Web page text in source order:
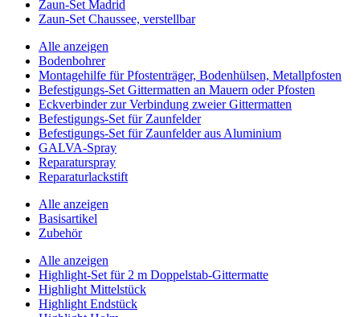
Zaun-Set Madrid
Zaun-Set Chaussee, verstellbar
Alle anzeigen
Bodenbohrer
Montagehilfe für Pfostenträger, Bodenhülsen, Metallpfosten
Befestigungs-Set Gittermatten an Mauern oder Pfosten
Eckverbinder zur Verbindung zweier Gittermatten
Befestigungs-Set für Zaunfelder
Befestigungs-Set für Zaunfelder aus Aluminium
GALVA-Spray
Reparaturspray
Reparaturlackstift
Alle anzeigen
Basisartikel
Zubehör
Alle anzeigen
Highlight-Set für 2 m Doppelstab-Gittermatte
Highlight Mittelstück
Highlight Endstück